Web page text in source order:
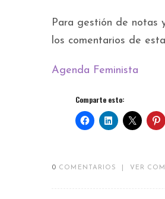
Para gestión de notas
los comentarios de
Agenda Feminista
Comparte esto:
0 COMENTARIOS VER